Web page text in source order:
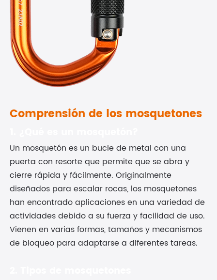
Comprensión de los mosquetones
Un mosquetón es un bucle de metal con una
puerta con resorte que permite que se abra y
cierre rápida y fácilmente. Originalmente
diseñados para escalar rocas, los mosquetones
han encontrado aplicaciones en una variedad de
actividades debido a su fuerza y facilidad de uso.
Vienen en varias formas, tamaños y mecanismos
de bloqueo para adaptarse a diferentes tareas.